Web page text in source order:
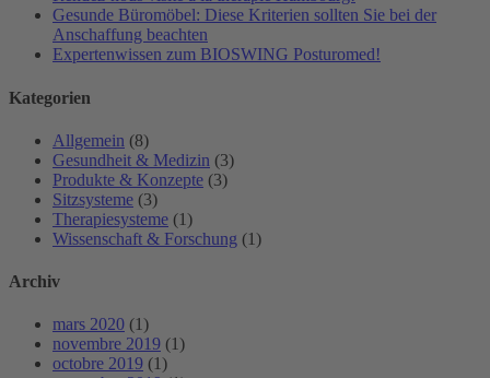
Gesunde Büromöbel: Diese Kriterien sollten Sie bei der
Anschaffung beachten
Expertenwissen zum BIOSWING Posturomed!
Kategorien
Allgemein (8)
Gesundheit & Medizin (3)
Produkte & Konzepte (3)
Sitzsysteme (3)
Therapiesysteme (1)
Wissenschaft & Forschung (1)
Archiv
mars 2020 (1)
novembre 2019 (1)
octobre 2019 (1)